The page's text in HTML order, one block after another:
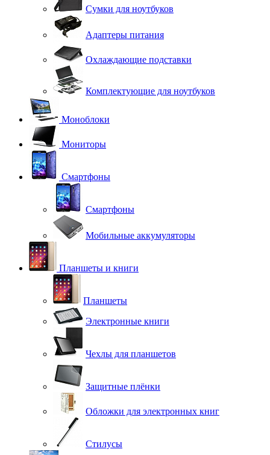
Сумки для ноутбуков
Адаптеры питания
Охлаждающие подставки
Комплектующие для ноутбуков
Моноблоки
Мониторы
Смартфоны
Смартфоны
Мобильные аккумуляторы
Планшеты и книги
Планшеты
Электронные книги
Чехлы для планшетов
Защитные плёнки
Обложки для электронных книг
Стилусы